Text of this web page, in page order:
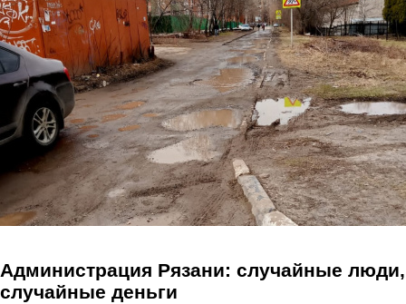
Администрация Рязани: случайные люди,
случайные деньги